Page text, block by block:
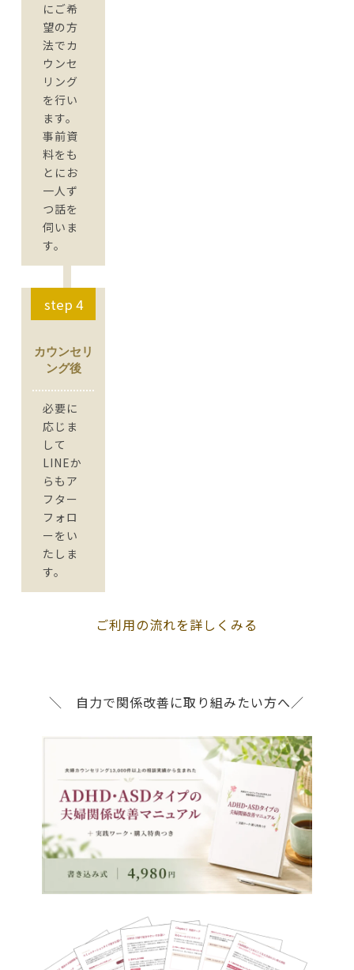
にご希
望の方
法でカ
ウンセ
リング
を行い
ます。
事前資
料をも
とにお
一人ず
つ話を
伺いま
す。
step 4
カウンセリ
ング後
必要に
応じま
して
LINEか
らもア
フター
フォロ
ーをい
たしま
す。
ご利用の流れを詳しくみる
＼ 自力で関係改善に取り組みたい方へ／